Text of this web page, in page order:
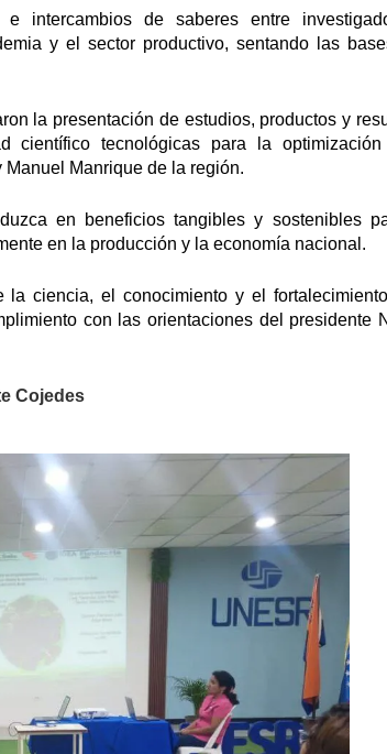
intercambios de saberes entre
y el sector productivo, sentando las
la presentación de estudios, productos y
científico tecnológicas para la
Manrique de la región.
en beneficios tangibles y sostenibles
en la producción y la economía nacional.
la ciencia, el conocimiento y el
con las orientaciones del presidente
Cojedes